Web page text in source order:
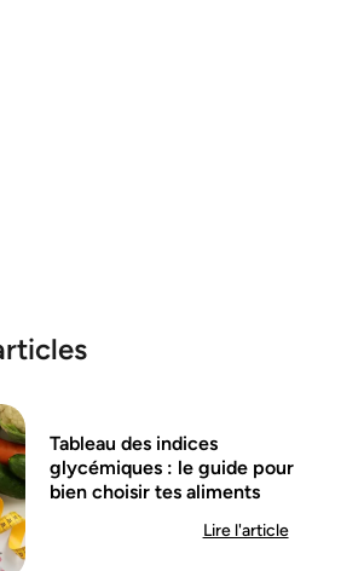
Tableau des indices
glycémiques : le guide pour
bien choisir tes aliments
Lire l'article